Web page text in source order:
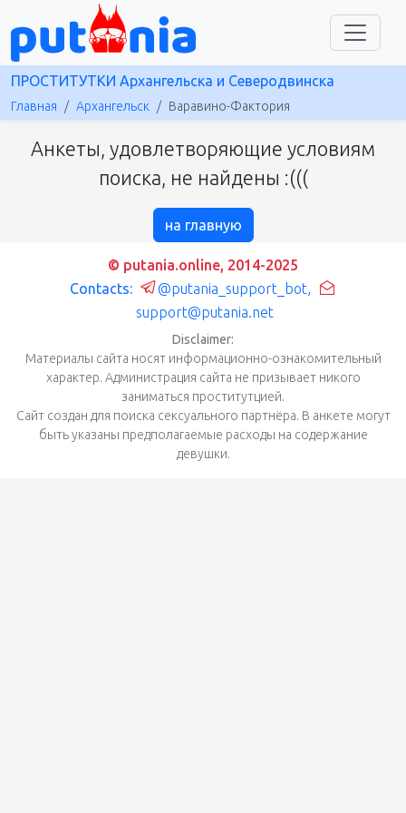
ПРОСТИТУТКИ Архангельска и Северодвинска
Главная Архангельск Варавино-Фактория
Анкеты, удовлетворяющие условиям
поиска, не найдены :(((
на главную
© putania.online, 2014-2025
Contacts:
@putania_support_bot,
support@putania.net
Disclaimer:
Материалы сайта носят информационно-ознакомительный
характер. Администрация сайта не призывает никого
заниматься проститутцией.
Сайт создан для поиска сексуального партнёра. В анкете могут
быть указаны предполагаемые расходы на содержание
девушки.